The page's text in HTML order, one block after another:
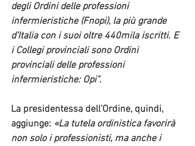
degli Ordini delle professioni
infermieristiche (Fnopi), la più grande
d’Italia con i suoi oltre 440mila iscritti. E
i Collegi provinciali sono Ordini
provinciali delle professioni
infermieristiche: Opi".
La presidentessa dell’Ordine, quindi,
aggiunge: «La tutela ordinistica favorirà
non solo i professionisti, ma anche i